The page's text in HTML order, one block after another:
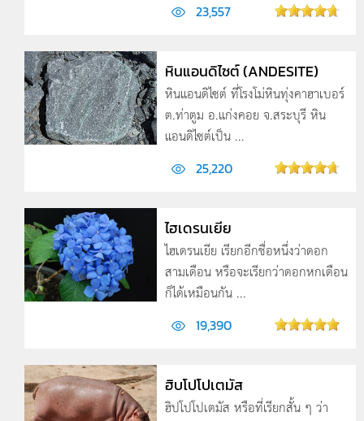
23,557
หินแอนดิไซต์ (ANDESITE)
หินแอนดิไซต์ ที่โรงโม่หินทุ่งคาฮาเบอร์
ต.ท่าตูม อ.แก่งคอย จ.สระบุรี หิน
แอนดิไซต์เป็น ...
25,220
ไฮเดรนเยีย
ไฮเดรนเยีย เรียกอีกชื่อหนึ่งว่าดอก
สามเดือน หรือจะเรียกว่าดอกหกเดือน
ก็ได้เหมือนกัน ...
19,390
ฮิบโปโปเตมัส
ฮิปโปโปเตมัส หรือที่เรียกสั้น ๆ ว่า